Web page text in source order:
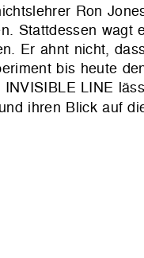
Ron
Stattdessen
Er ahnt nicht,
bis heute
LINE
ihren Blick auf